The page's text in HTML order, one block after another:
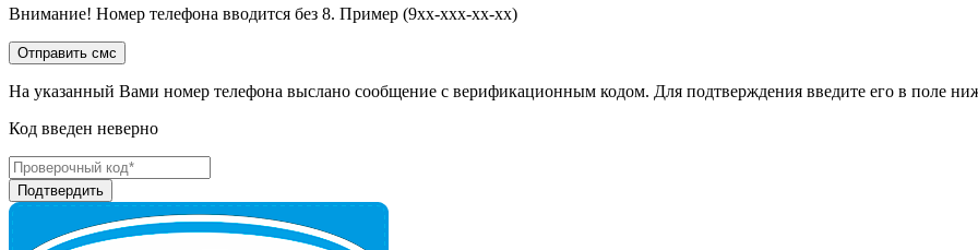
Внимание! Номер телефона вводится без 8. Пример (9хх-ххх-хх-хх)
На указанный Вами номер телефона выслано сообщение с верификационным кодом. Для подтверждения введите его в поле
Код введен неверно